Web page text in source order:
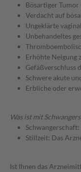
Bösartiger Tumor
Verdacht auf
Ungeklärte
Unbehandeltes
Erhöhte Neigung
Gefäßverschluss
Schwere akute
Erbliche oder
Was ist mit
Stillzeit: Das
Ist Ihnen das